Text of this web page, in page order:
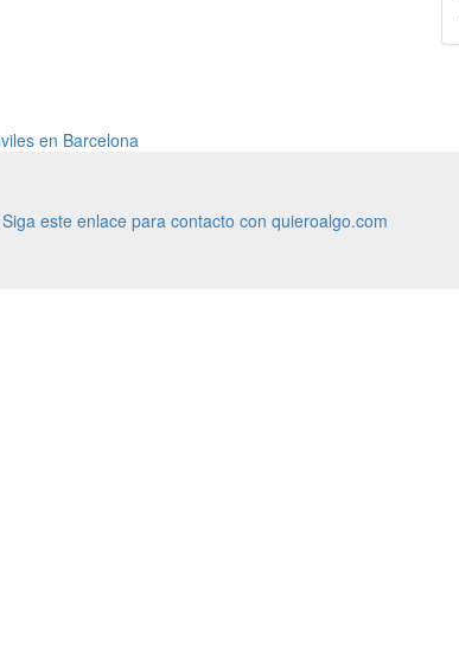
en Barcelona
Siga este enlace para contacto con quieroalgo.com